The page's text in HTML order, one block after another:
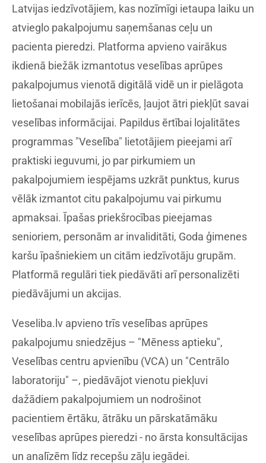
Latvijas iedzīvotājiem, kas nozīmīgi ietaupa laiku un
atvieglo pakalpojumu saņemšanas ceļu un
pacienta pieredzi. Platforma apvieno vairākus
ikdienā biežāk izmantotus veselības aprūpes
pakalpojumus vienotā digitālā vidē un ir pielāgota
lietošanai mobilajās ierīcēs, ļaujot ātri piekļūt savai
veselības informācijai. Papildus ērtībai lojalitātes
programmas "Veselība" lietotājiem pieejami arī
praktiski ieguvumi, jo par pirkumiem un
pakalpojumiem iespējams uzkrāt punktus, kurus
vēlāk izmantot citu pakalpojumu vai pirkumu
apmaksai. Īpašas priekšrocības pieejamas
senioriem, personām ar invaliditāti, Goda ģimenes
karšu īpašniekiem un citām iedzīvotāju grupām.
Platformā regulāri tiek piedāvāti arī personalizēti
piedāvājumi un akcijas.
Veseliba.lv apvieno trīs veselības aprūpes
pakalpojumu sniedzējus – "Mēness aptieku",
Veselības centru apvienību (VCA) un "Centrālo
laboratoriju" –, piedāvājot vienotu piekļuvi
dažādiem pakalpojumiem un nodrošinot
pacientiem ērtāku, ātrāku un pārskatāmāku
veselības aprūpes pieredzi - no ārsta konsultācijas
un analīzēm līdz recepšu zāļu iegādei.